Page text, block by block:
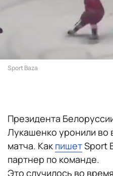
Sport Baza
Президента
Лукашенко уронили во
матча. Как пишетSport
партнер по команде.
Это случилось во